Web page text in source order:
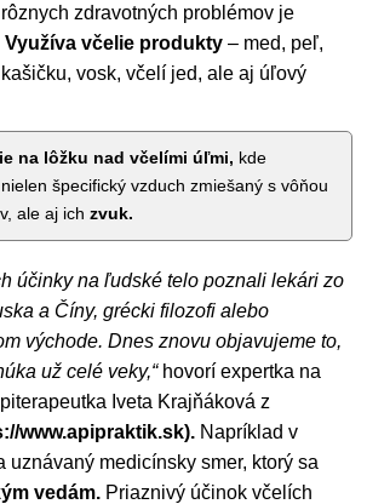
rôznych zdravotných problémov je
Využíva včelie produkty – med, peľ,
vosk, včelí jed, ale aj úľový
na lôžku nad včelími úľmi, kde
špecifický vzduch zmiešaný s vôňou
ale aj ich zvuk.
účinky na ľudské telo poznali lekári zo
a Číny, grécki filozofi alebo
východe. Dnes znovu objavujeme to,
už celé veky,“hovorí expertka na
Iveta Krajňáková z
www.apipraktik.sk). Napríklad v
uznávaný medicínsky smer, ktorý sa
vedám. Priaznivý účinok včelích